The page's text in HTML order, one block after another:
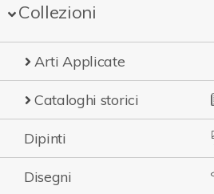
Collezioni
Arti Applicate
Cataloghi storici
Dipinti
Disegni